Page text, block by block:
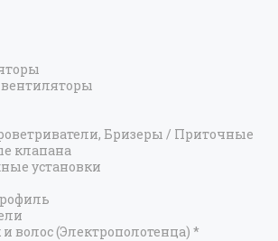
Бризеры / Приточные
клапана
установки
волос (Электрополотенца) *